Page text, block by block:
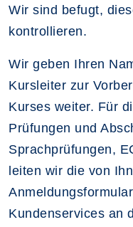
Wir sind befugt,
kontrollieren.
Wir geben Ihren
Kursleiter zur
Kurses weiter. Für
Prüfungen und
Sprachprüfungen,
leiten wir die von
Kundenservices an